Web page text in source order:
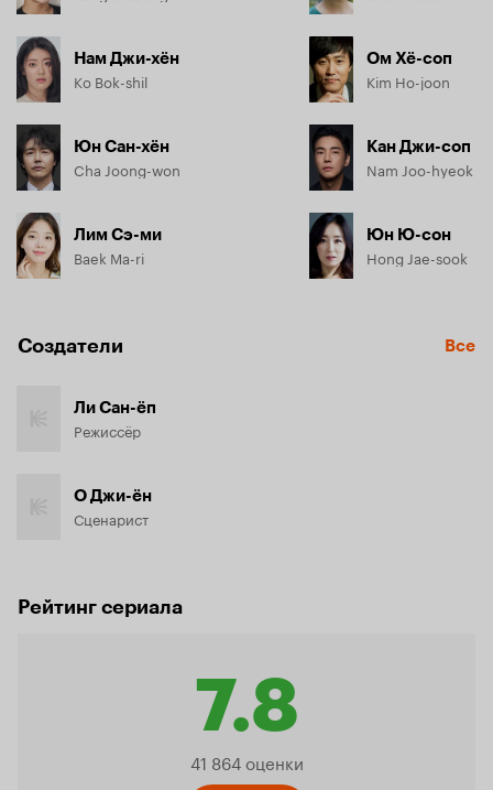
Нам Джи-хён
Ko Bok-shil
Юн Сан-хён
Cha Joong-won
Лим Сэ-ми
Baek Ma-ri
Ом Хё-соп
Kim Ho-joon
Кан Джи-соп
Nam Joo-hyeok
Юн Ю-сон
Hong Jae-sook
Создатели Все
Ли Сан-ёп
Режиссёр
О Джи-ён
Сценарист
Рейтинг сериала
7.8
Рейтинг
41 864 оценки